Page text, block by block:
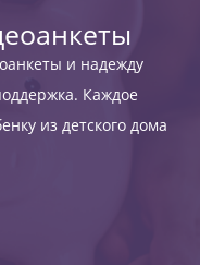
и надежду
Каждое
из детского дома